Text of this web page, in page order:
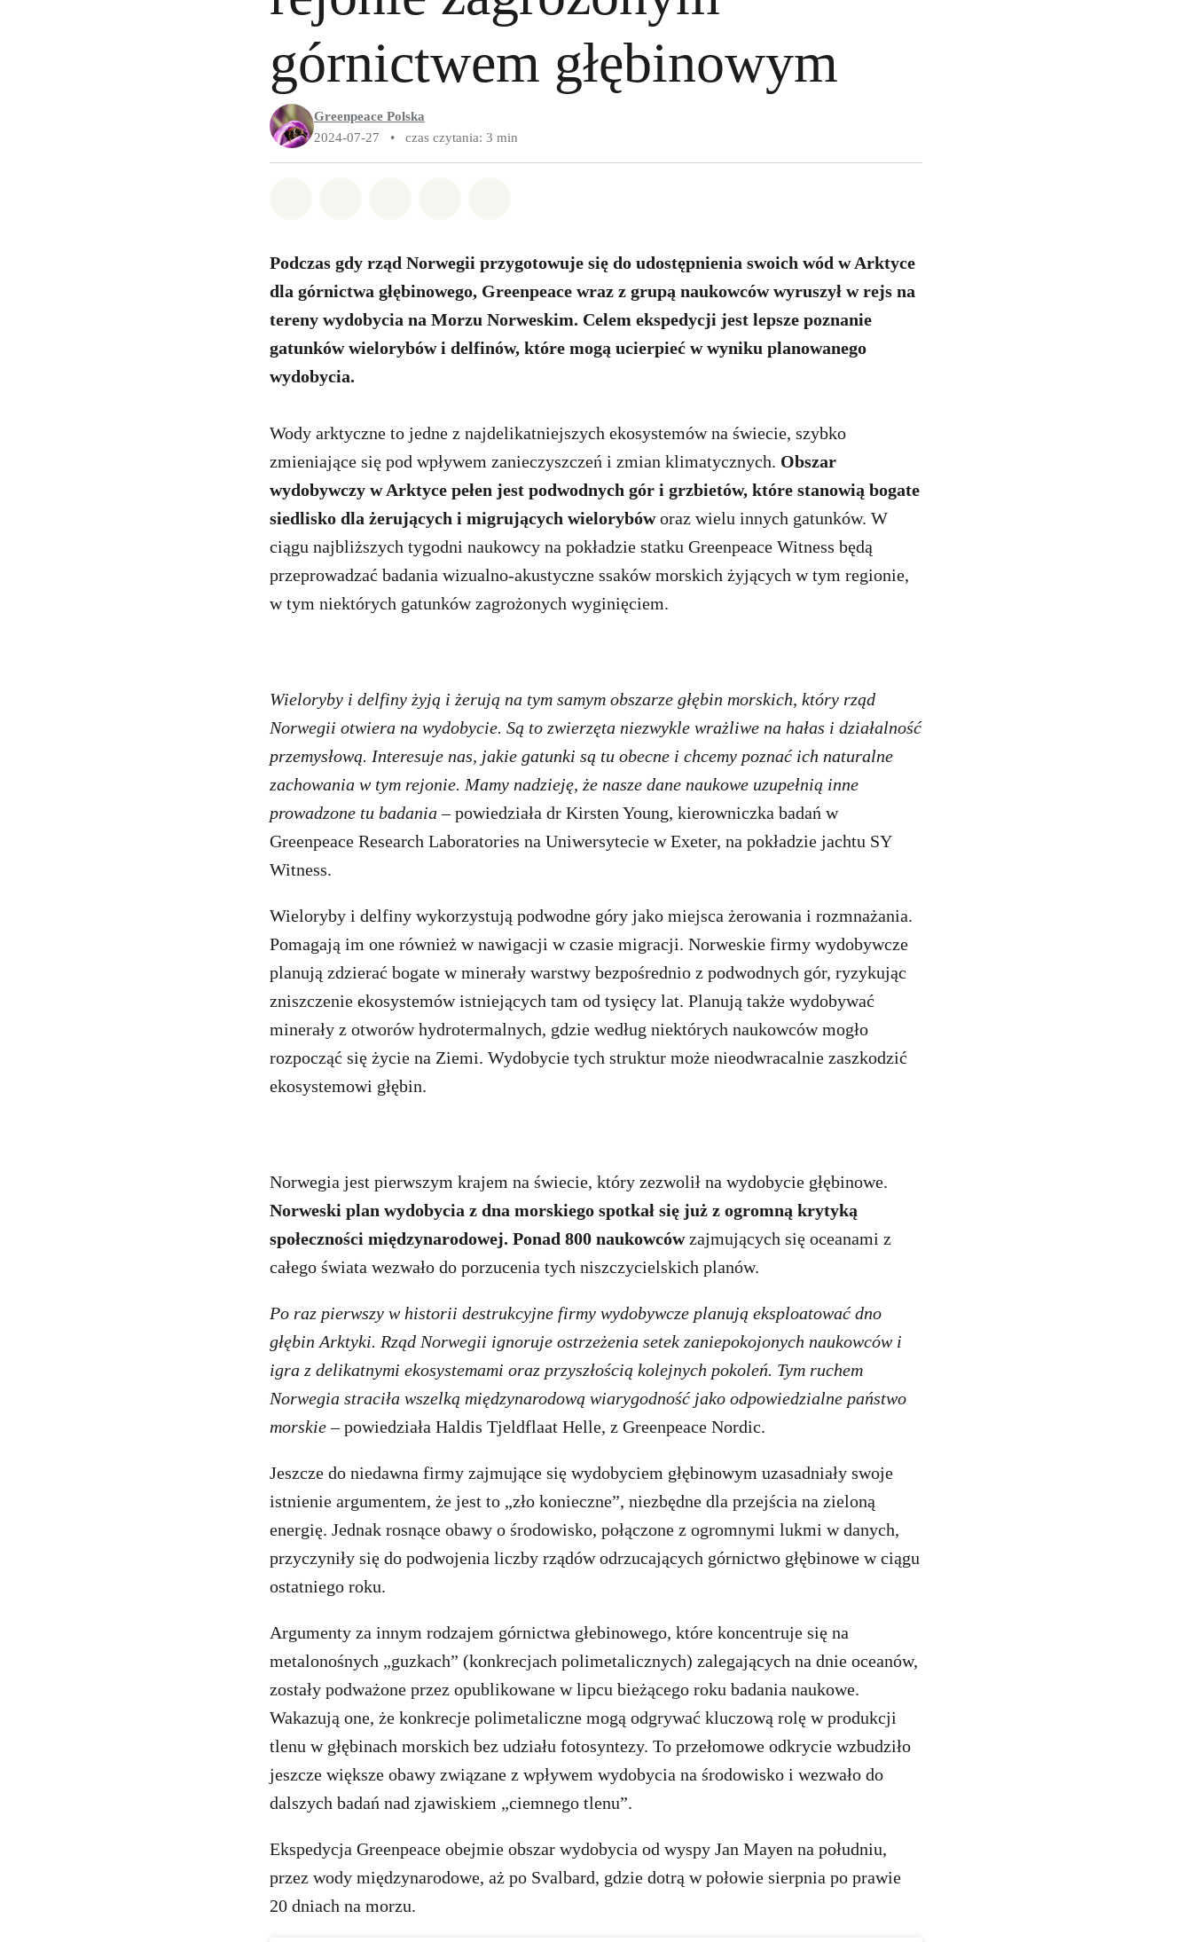
górnictwem głębinowym
Greenpeace Polska
2024-07-27
• czas czytania: 3 min
Podczas gdy rząd Norwegii przygotowuje się do udostępnienia swoich wód w Arktyce
dla górnictwa głębinowego, Greenpeace wraz z grupą naukowców wyruszył w rejs na
tereny wydobycia na Morzu Norweskim. Celem ekspedycji jest lepsze poznanie
gatunków wielorybów i delfinów, które mogą ucierpieć w wyniku planowanego
wydobycia.
Wody arktyczne to jedne z najdelikatniejszych ekosystemów na świecie, szybko
zmieniające się pod wpływem zanieczyszczeń i zmian klimatycznych. Obszar
wydobywczy w Arktyce pełen jest podwodnych gór i grzbietów, które stanowią bogate
siedlisko dla żerujących i migrujących wielorybóworaz wielu innych gatunków. W
ciągu najbliższych tygodni naukowcy na pokładzie statku Greenpeace Witness będą
przeprowadzać badania wizualno-akustyczne ssaków morskich żyjących w tym regionie,
w tym niektórych gatunków zagrożonych wyginięciem.
Wieloryby i delfiny żyją i żerują na tym samym obszarze głębin morskich, który rząd
Norwegii otwiera na wydobycie. Są to zwierzęta niezwykle wrażliwe na hałas i działalność
przemysłową. Interesuje nas, jakie gatunki są tu obecne i chcemy poznać ich naturalne
zachowania w tym rejonie. Mamy nadzieję, że nasze dane naukowe uzupełnią inne
prowadzone tu badania– powiedziała dr Kirsten Young, kierowniczka badań w
Greenpeace Research Laboratories na Uniwersytecie w Exeter, na pokładzie jachtu SY
Witness.
Wieloryby i delfiny wykorzystują podwodne góry jako miejsca żerowania i rozmnażania.
Pomagają im one również w nawigacji w czasie migracji. Norweskie firmy wydobywcze
planują zdzierać bogate w minerały warstwy bezpośrednio z podwodnych gór, ryzykując
zniszczenie ekosystemów istniejących tam od tysięcy lat. Planują także wydobywać
minerały z otworów hydrotermalnych, gdzie według niektórych naukowców mogło
rozpocząć się życie na Ziemi. Wydobycie tych struktur może nieodwracalnie zaszkodzić
ekosystemowi głębin.
Norwegia jest pierwszym krajem na świecie, który zezwolił na wydobycie głębinowe.
Norweski plan wydobycia z dna morskiego spotkał się już z ogromną krytyką
społeczności międzynarodowej. Ponad 800 naukowców zajmujących się oceanami z
całego świata wezwało do porzucenia tych niszczycielskich planów.
Po raz pierwszy w historii destrukcyjne firmy wydobywcze planują eksploatować dno
głębin Arktyki. Rząd Norwegii ignoruje ostrzeżenia setek zaniepokojonych naukowców i
igra z delikatnymi ekosystemami oraz przyszłością kolejnych pokoleń. Tym ruchem
Norwegia straciła wszelką międzynarodową wiarygodność jako odpowiedzialne państwo
morskie– powiedziała Haldis Tjeldflaat Helle, z Greenpeace Nordic.
Jeszcze do niedawna firmy zajmujące się wydobyciem głębinowym uzasadniały swoje
istnienie argumentem, że jest to „zło konieczne”, niezbędne dla przejścia na zieloną
energię. Jednak rosnące obawy o środowisko, połączone z ogromnymi lukmi w danych,
przyczyniły się do podwojenia liczby rządów odrzucających górnictwo głębinowe w ciągu
ostatniego roku.
Argumenty za innym rodzajem górnictwa głebinowego, które koncentruje się na
metalonośnych „guzkach” (konkrecjach polimetalicznych) zalegających na dnie oceanów,
zostały podważone przez opublikowane w lipcu bieżącego roku badania naukowe.
Wakazują one, że konkrecje polimetaliczne mogą odgrywać kluczową rolę w produkcji
tlenu w głębinach morskich bez udziału fotosyntezy. To przełomowe odkrycie wzbudziło
jeszcze większe obawy związane z wpływem wydobycia na środowisko i wezwało do
dalszych badań nad zjawiskiem „ciemnego tlenu”.
Ekspedycja Greenpeace obejmie obszar wydobycia od wyspy Jan Mayen na południu,
przez wody międzynarodowe, aż po Svalbard, gdzie dotrą w połowie sierpnia po prawie
20 dniach na morzu.